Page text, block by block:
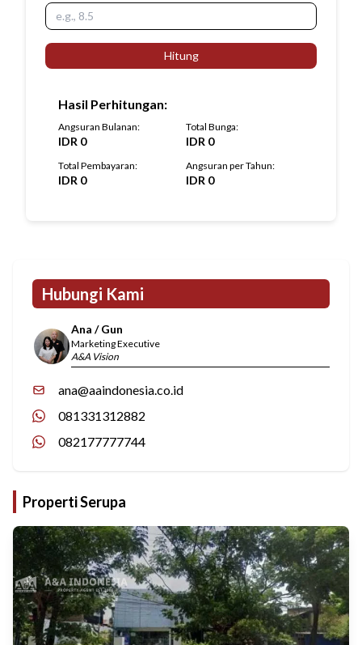
Hitung
Hasil Perhitungan:
Angsuran Bulanan:
IDR 0
Total Bunga:
IDR 0
Total Pembayaran:
IDR 0
Angsuran per Tahun:
IDR 0
Hubungi Kami
Ana / Gun
Marketing Executive
A&A Vision
ana@aaindonesia.co.id
081331312882
082177777744
Properti Serupa